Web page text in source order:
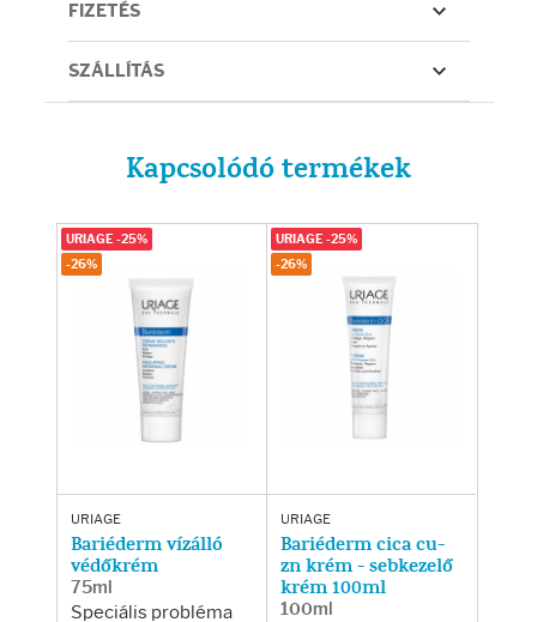
FIZETÉS
SZÁLLÍTÁS
Kapcsolódó termékek
URIAGE
Bariéderm vízálló
védőkrém
75ml
Speciális probléma
URIAGE -25%
-26%
URIAGE
Bariéderm cica cu-
zn krém - sebkezelő
krém 100ml
100ml
URIAGE -25%
-26%